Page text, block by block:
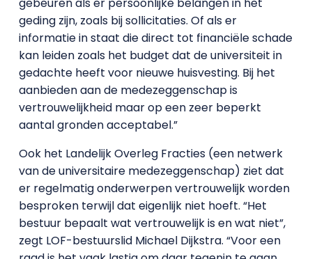
geding zijn, zoals bij sollicitaties. Of als er
informatie in staat die direct tot financiële schade
kan leiden zoals het budget dat de universiteit in
gedachte heeft voor nieuwe huisvesting. Bij het
aanbieden aan de medezeggenschap is
vertrouwelijkheid maar op een zeer beperkt
aantal gronden acceptabel.”
Ook het Landelijk Overleg Fracties (een netwerk
van de universitaire medezeggenschap) ziet dat
er regelmatig onderwerpen vertrouwelijk worden
besproken terwijl dat eigenlijk niet hoeft. “Het
bestuur bepaalt wat vertrouwelijk is en wat niet”,
zegt LOF-bestuurslid Michael Dijkstra. “Voor een